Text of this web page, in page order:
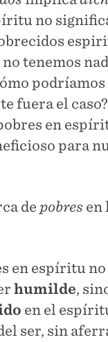
no
tenemos
fuera el
en
para
de pobres en
en espíritu
humilde,
en el
ser, sin